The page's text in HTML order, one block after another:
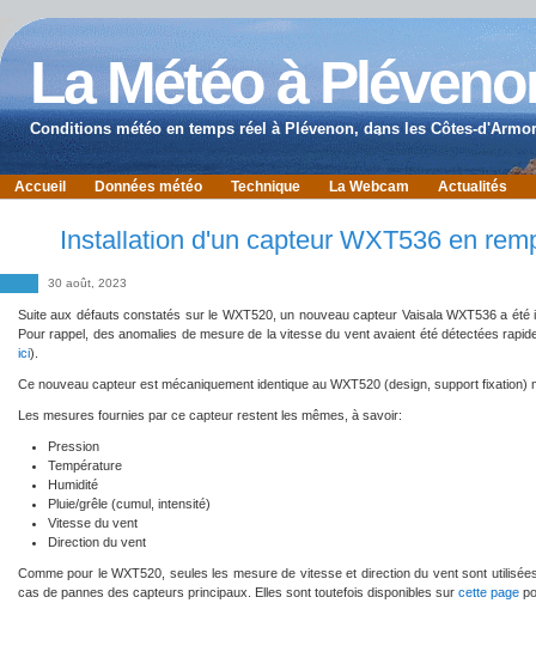
La Météo à
Conditions météo en temps réel à Plévenon, dans les Côtes-
Accueil Données météo Technique La Webcam Actualités
Installation d'un capteur WXT536 en
30 août, 2023
Suite aux défauts constatés sur le WXT520, un nouveau capteur Vaisala WXT536 a
Pour rappel, des anomalies de mesure de la vitesse du vent avaient été détectées
ici).
Ce nouveau capteur est mécaniquement identique au WXT520 (design, support
Les mesures fournies par ce capteur restent les mêmes, à savoir:
Pression
Température
Humidité
Pluie/grêle (cumul, intensité)
Vitesse du vent
Direction du vent
Comme pour le WXT520, seules les mesure de vitesse et direction du vent sont
cas de pannes des capteurs principaux. Elles sont toutefois disponibles sur cette page